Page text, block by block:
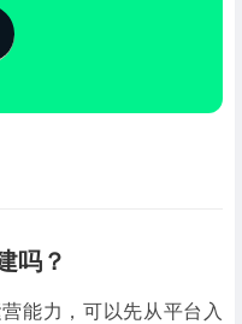
吗？
能力，可以先从平台入